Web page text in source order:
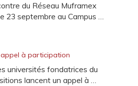
du Réseau Muframex
23 septembre au Campus …
à participation
universités fondatrices du
lancent un appel à …